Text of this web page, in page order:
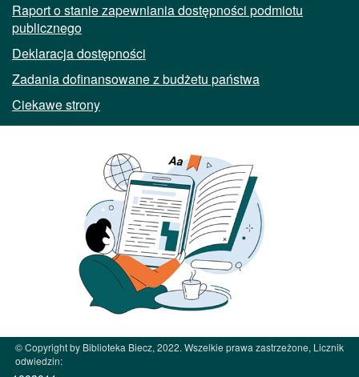
Raport o stanie zapewniania dostępności podmiotu
publicznego
Deklaracja dostępności
Zadania dofinansowane z budżetu państwa
Ciekawe strony
© Copyright by Biblioteka Biecz, 2022. Wszelkie prawa zastrzeżone, Licznik
odwiedzin: